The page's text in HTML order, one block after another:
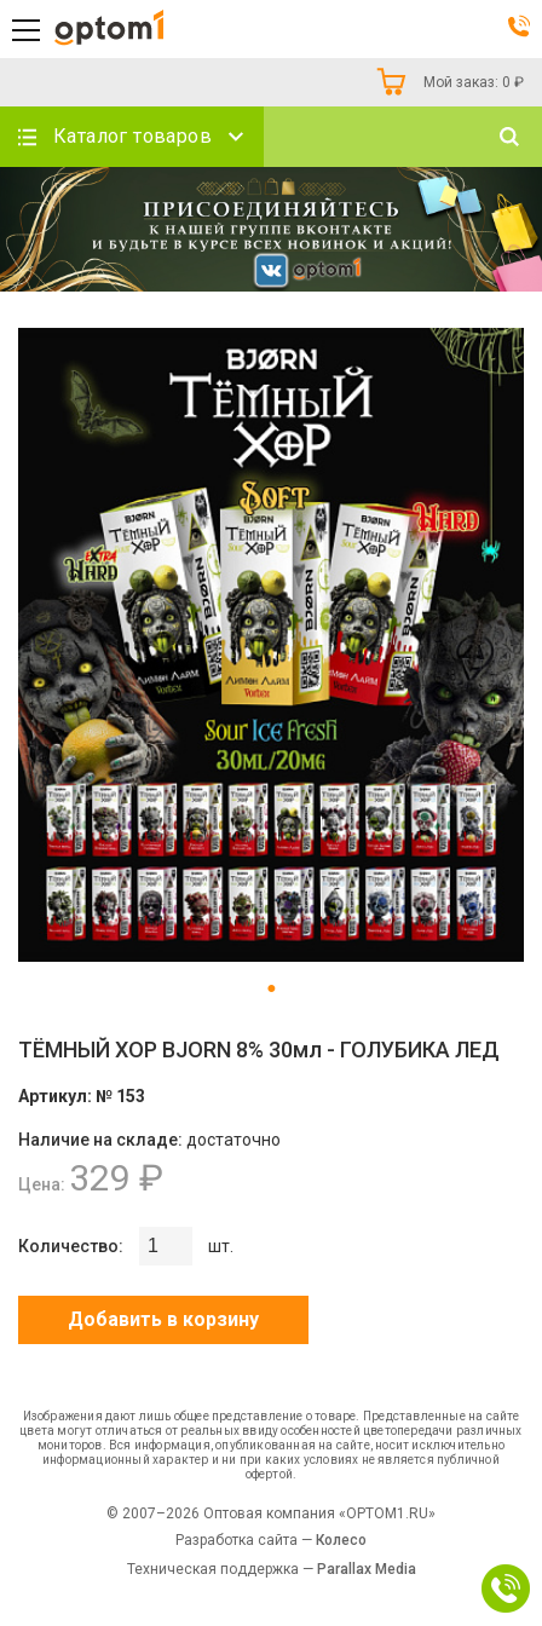
Мой заказ: 0 ₽
Каталог товаров
ТЁМНЫЙ ХОР BJORN 8% 30мл - ГОЛУБИКА ЛЕД
Артикул: № 153
Наличие на складе: достаточно
Цена: 329 ₽
Количество: шт.
Добавить в корзину
Изображения дают лишь общее представление о товаре. Представленные на сайте
цвета могут отличаться от реальных ввиду особенностей цветопередачи различных
мониторов. Вся информация, опубликованная на сайте, носит исключительно
информационный характер и ни при каких условиях не является публичной
офертой.
© 2007–2026 Оптовая компания «OPTOM1.RU»
Разработка сайта — Колесо
Техническая поддержка — Parallax Media